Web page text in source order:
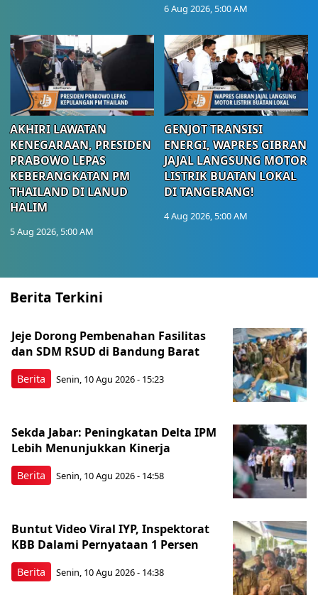
6 Aug 2026, 5:00 AM
AKHIRI LAWATAN
KENEGARAAN, PRESIDEN
PRABOWO LEPAS
KEBERANGKATAN PM
THAILAND DI LANUD
HALIM
5 Aug 2026, 5:00 AM
GENJOT TRANSISI
ENERGI, WAPRES GIBRAN
JAJAL LANGSUNG MOTOR
LISTRIK BUATAN LOKAL
DI TANGERANG!
4 Aug 2026, 5:00 AM
Berita Terkini
Berita
Jeje Dorong Pembenahan Fasilitas
dan SDM RSUD di Bandung Barat
Senin, 10 Agu 2026 - 15:23
Berita
Sekda Jabar: Peningkatan Delta IPM
Lebih Menunjukkan Kinerja
Senin, 10 Agu 2026 - 14:58
Berita
Buntut Video Viral IYP, Inspektorat
KBB Dalami Pernyataan 1 Persen
Senin, 10 Agu 2026 - 14:38